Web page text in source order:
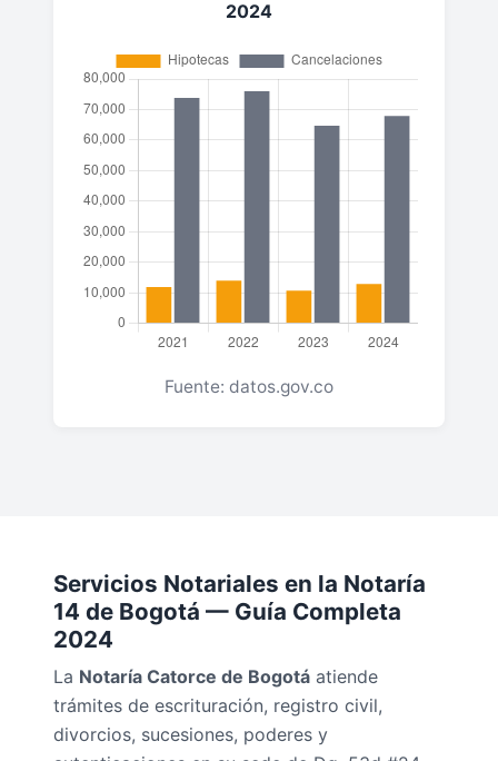
2024
Fuente: datos.gov.co
Servicios Notariales en la Notaría
14 de Bogotá — Guía Completa
2024
La Notaría Catorce de Bogotá atiende
trámites de escrituración, registro civil,
divorcios, sucesiones, poderes y